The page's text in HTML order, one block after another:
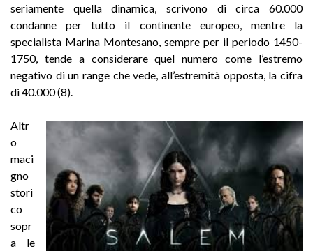
seriamente quella dinamica, scrivono di circa 60.000
condanne per tutto il continente europeo, mentre la
specialista Marina Montesano, sempre per il periodo 1450-
1750, tende a considerare quel numero come l’estremo
negativo di un range che vede, all’estremità opposta, la cifra
di 40.000 (8).
Altr
o
maci
gno
stori
co
sopr
a le